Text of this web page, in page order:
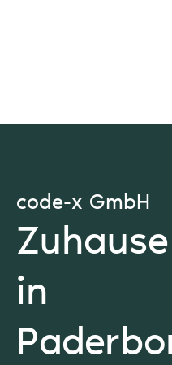
code-x GmbH
Zuhause
in